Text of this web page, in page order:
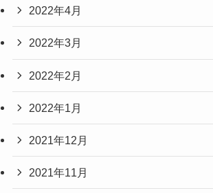
2022年4月
2022年3月
2022年2月
2022年1月
2021年12月
2021年11月